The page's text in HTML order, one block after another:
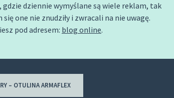
gdzie dziennie wymyślane są wiele reklam, tak
one nie znudziły i zwracali na nie uwagę.
pod adresem: blog online.
– OTULINA ARMAFLEX